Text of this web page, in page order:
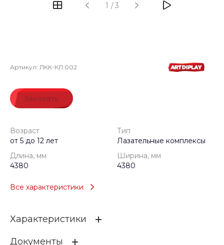
1 /3
Артикул: ЛКК-КЛ.002
Заказать
Возраст
от 5 до 12 лет
Тип
Лазательные комплексы
Длина, мм
4380
Ширина, мм
4380
Все характеристики
Характеристики
Документы